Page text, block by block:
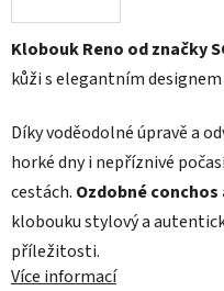
Klobouk Reno od značky
kůži s elegantním
Díky voděodolné úpravě a
horké dny i nepříznivé
cestách. Ozdobné
klobouku stylový a
příležitosti.
Více informací